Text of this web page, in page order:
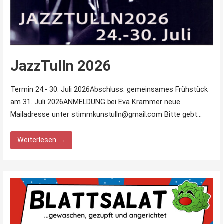
JazzTulln 2026
Termin 24.- 30. Juli 2026Abschluss: gemeinsames Frühstück
am 31. Juli 2026ANMELDUNG bei Eva Krammer neue
Mailadresse unter stimmkunstulln@gmail.com Bitte gebt…
Weiterlesen →